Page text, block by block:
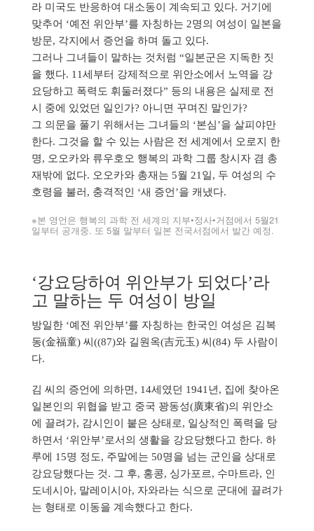
라 미국도 반응하여 대소동이 계속되고 있다. 거기에
맞추어 ‘예전 위안부’를 자칭하는 2명의 여성이 일본을
방문, 각지에서 증언을 하며 돌고 있다.
그러나 그녀들이 말하는 것처럼 “일본군은 지독한 짓
을 했다. 11세부터 강제적으로 위안소에서 노역을 강
요당하고 폭력도 휘둘러졌다” 등의 내용은 실제로 전
시 중에 있었던 일인가? 아니면 꾸며진 말인가?
그 의문을 풀기 위해서는 그녀들의 ‘본심’을 살피야만
한다. 그것을 할 수 있는 사람은 전 세계에서 오로지 한
명, 오오카와 류우호오 행복의 과학 그룹 창시자 겸 총
재밖에 없다. 오오카와 총재는 5월 21일, 두 여성의 수
호령을 불러, 충격적인 ‘새 증언’을 캐냈다.
※본 영언은 행복의 과학 전 세계의 지부•정사•거점에서 5월21
일부터 공개중. 또 5월 말부터 일본 전국서점에서 발간 예정.
‘강요당하여 위안부가 되었다’라
고 말하는 두 여성이 방일
방일한 ‘예전 위안부’를 자칭하는 한국인 여성은 김복
동(金福童) 씨((87)와 길원옥(吉元玉) 씨(84) 두 사람이
다.
김 씨의 증언에 의하면, 14세였던 1941년, 집에 찾아온
일본인의 위협을 받고 중국 꽝동성(廣東省)의 위안소
에 끌려가, 감시인이 붙은 상태로, 일상적인 폭력을 당
하면서 ‘위안부’로서의 생활을 강요당했다고 한다. 하
루에 15명 정도, 주말에는 50명을 넘는 군인을 상대로
강요당했다는 것. 그 후, 홍콩, 싱가포르, 수마트라, 인
도네시아, 말레이시아, 자와라는 식으로 군대에 끌려가
는 형태로 이동을 계속했다고 한다.